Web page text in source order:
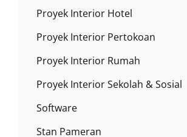
Proyek Interior Hotel
Proyek Interior Pertokoan
Proyek Interior Rumah
Proyek Interior Sekolah & Sosial
Software
Stan Pameran